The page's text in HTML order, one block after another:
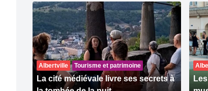
Albertville Tourisme et patrimoine
La cité médiévale livre ses secrets à